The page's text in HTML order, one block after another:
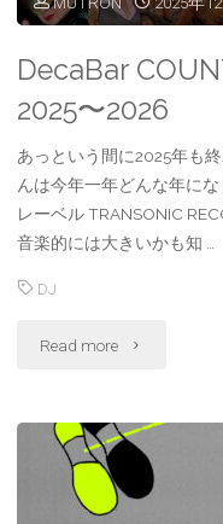
"
DecaBar
2025〜2026
あっという間に2025年も
んは今年一年どんな年に
レーベル TRANSONIC
音楽的には大きいかも知 …
DJ
Read more "DecaBar
DOWN
PARTY